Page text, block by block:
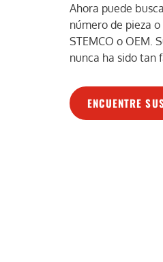
Ahora puede
número de pieza
STEMCO o OEM.
nunca ha sido tan
ENCUENTRE